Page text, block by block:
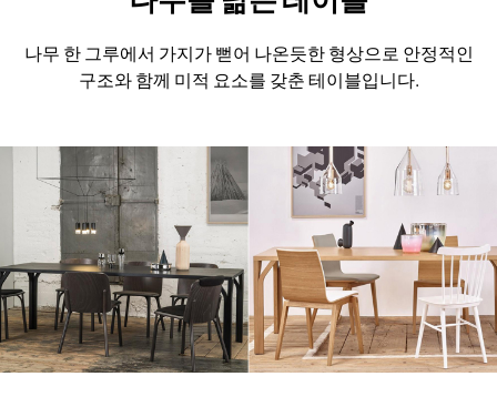
나무 한 그루에서 가지가 뻗어 나온듯한 형상으로 안정적인
구조와 함께 미적 요소를 갖춘 테이블입니다.